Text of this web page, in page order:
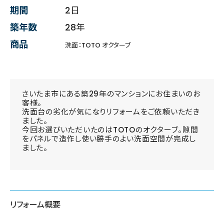
期間
2日
築年数
28年
商品
洗面：TOTO オクターブ
さいたま市にある築29年のマンションにお住まいのお
客様。
洗面台の劣化が気になりリフォームをご依頼いただき
ました。
今回お選びいただいたのはTOTOのオクターブ。隙間
をパネルで造作し使い勝手のよい洗面空間が完成し
ました。
リフォーム概要